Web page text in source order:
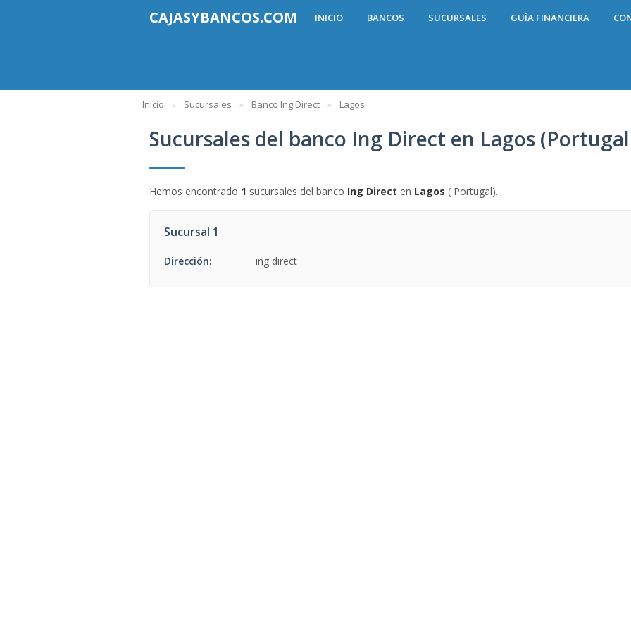
CAJASYBANCOS.COM INICIO BANCOS SUCURSALES GUÍA FINANCIERA
Inicio Sucursales Banco Ing Direct Lagos
Sucursales del banco Ing Direct en Lagos
Hemos encontrado 1 sucursales del banco Ing Direct en Lagos ( Portugal).
Sucursal 1
Dirección: ing direct